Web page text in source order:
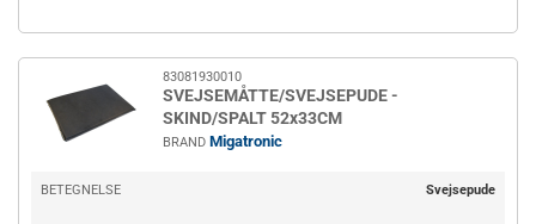
83081930010
SVEJSEMÅTTE/SVEJSEPUDE -
SKIND/SPALT 52x33CM
BRAND Migatronic
BETEGNELSE Svejsepude